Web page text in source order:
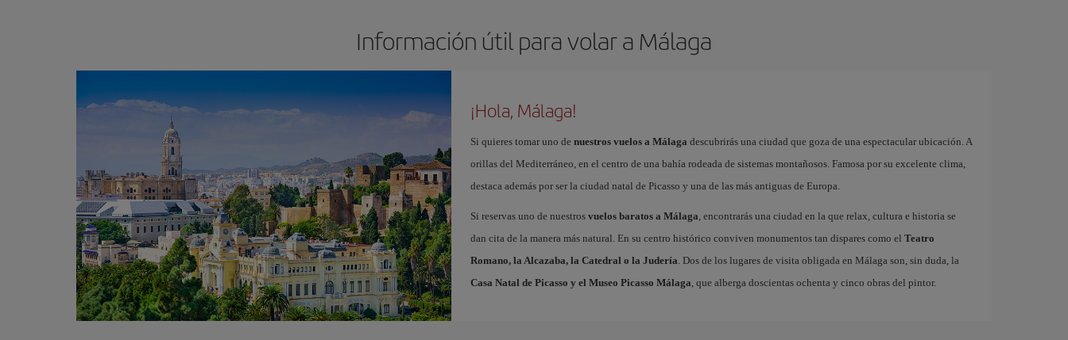
Información útil para volar a Málaga
¡Hola, Málaga!
Si quieres tomar uno de nuestros vuelos a Málaga descubrirás una ciudad que goza de una espectacular ubicación. A
orillas del Mediterráneo, en el centro de una bahía rodeada de sistemas montañosos. Famosa por su excelente clima,
destaca además por ser la ciudad natal de Picasso y una de las más antiguas de Europa.
Si reservas uno de nuestros vuelos baratos a Málaga, encontrarás una ciudad en la que relax, cultura e historia se
dan cita de la manera más natural. En su centro histórico conviven monumentos tan dispares como el Teatro
Romano, la Alcazaba, la Catedral o la Judería. Dos de los lugares de visita obligada en Málaga son, sin duda, la
Casa Natal de Picasso y el Museo Picasso Málaga, que alberga doscientas ochenta y cinco obras del pintor.